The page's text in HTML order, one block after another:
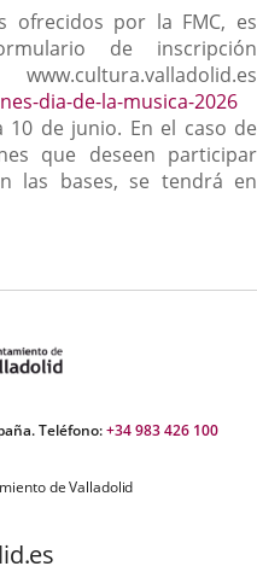
ofrecidos por la FMC, es
de inscripción
dia-de-la-musica-2026
de junio. En el caso de
que deseen participar
las bases, se tendrá en
Teléfono:+34 983 426 100
de Valladolid